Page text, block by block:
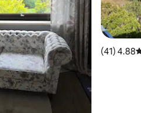
ממוצע של 4.88 מתוך 5, 41 ביקורות
4.88 (41)